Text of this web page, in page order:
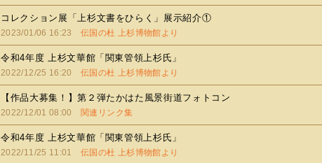
コレクション展「上杉文書をひらく」展示紹介①
2023/01/06 16:23伝国の杜 上杉博物館より
令和4年度 上杉文華館「関東管領上杉氏」
2022/12/25 16:20伝国の杜 上杉博物館より
【作品大募集！】第２弾たかはた風景街道フォトコン
2022/12/01 08:00 関連リンク集
令和4年度 上杉文華館「関東管領上杉氏」
2022/11/25 11:01伝国の杜 上杉博物館より